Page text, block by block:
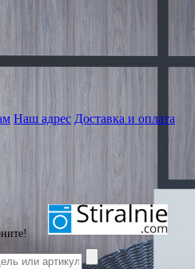
Наш адрес Доставка и оплата